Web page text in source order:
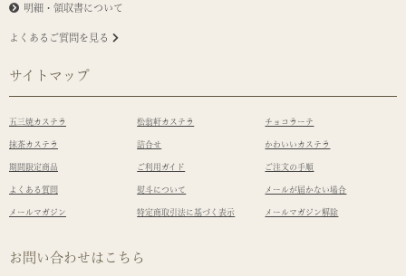
明細・領収書について
よくあるご質問を見る
サイトマップ
五三焼カステラ 松翁軒カステラ チョコラーテ
抹茶カステラ 詰合せ かわいいカステラ
期間限定商品 ご利用ガイド ご注文の手順
よくある質問 熨斗について メールが届かない場合
メールマガジン 特定商取引法に基づく表示 メールマガジン解除
お問い合わせはこちら